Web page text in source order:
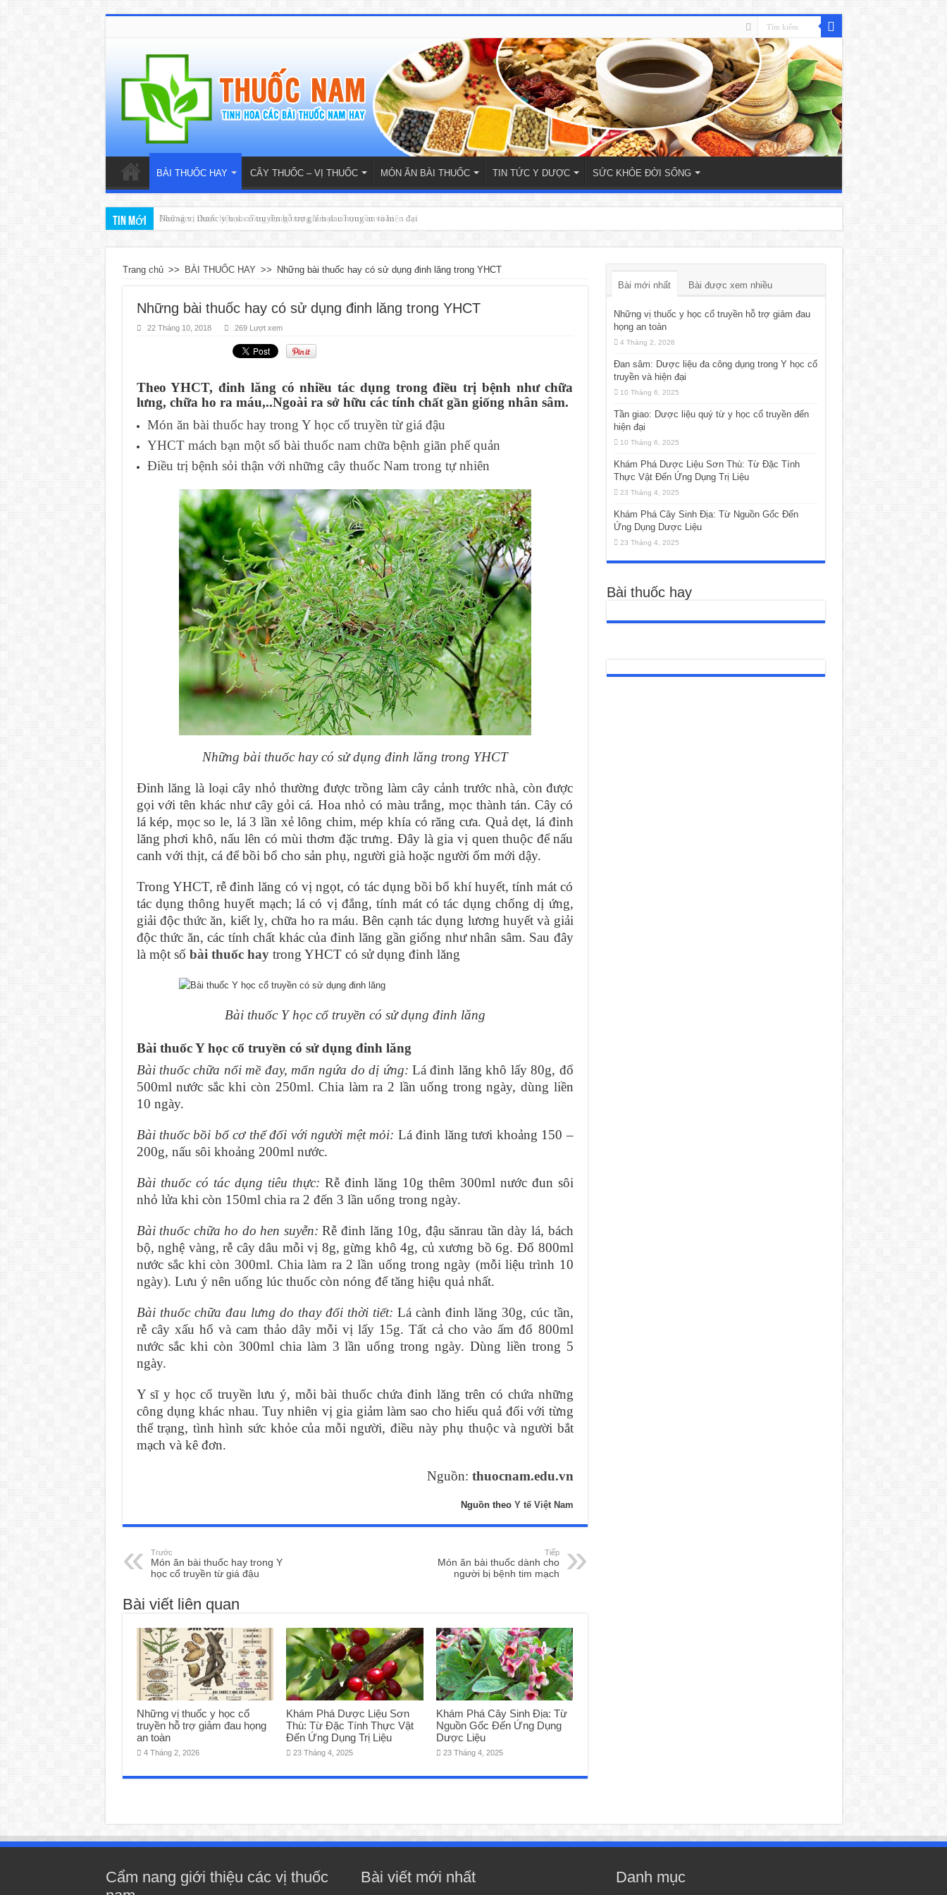
BÀI THUỐC HAY CÂY THUỐC – VỊ THUỐC MÓN ĂN BÀI THUỐC TIN TỨC Y DƯỢC SỨC KHỎE ĐỜI SỐNG
Tin mới Những vị thuốc y học cổ truyền hỗ trợ giảm đau họng an toàn
Đan sâm: Dược liệu đa công dụng trong Y học cổ truyền và hiện đại
Trang chủ >> BÀI THUỐC HAY >> Những bài thuốc hay có sử dụng đinh lăng trong YHCT
Những bài thuốc hay có sử dụng đinh lăng trong YHCT
22 Tháng 10, 2018 269 Lượt xem
Theo YHCT, đinh lăng có nhiều tác dụng trong điều trị bệnh như chữa
lưng, chữa ho ra máu,..Ngoài ra sở hữu các tính chất gần giống nhân sâm.
Món ăn bài thuốc hay trong Y học cổ truyền từ giá đậu
YHCT mách bạn một số bài thuốc nam chữa bệnh giãn phế quản
Điều trị bệnh sỏi thận với những cây thuốc Nam trong tự nhiên
Những bài thuốc hay có sử dụng đinh lăng trong YHCT
Đinh lăng là loại cây nhỏ thường được trồng làm cây cảnh trước nhà, còn được
gọi với tên khác như cây gỏi cá. Hoa nhỏ có màu trắng, mọc thành tán. Cây có
lá kép, mọc so le, lá 3 lần xẻ lông chim, mép khía có răng cưa. Quả dẹt, lá đinh
lăng phơi khô, nấu lên có mùi thơm đặc trưng. Đây là gia vị quen thuộc để nấu
canh với thịt, cá để bồi bổ cho sản phụ, người già hoặc người ốm mới dậy.
Trong YHCT, rễ đinh lăng có vị ngọt, có tác dụng bồi bổ khí huyết, tính mát có
tác dụng thông huyết mạch; lá có vị đắng, tính mát có tác dụng chống dị ứng,
giải độc thức ăn, kiết lỵ, chữa ho ra máu. Bên cạnh tác dụng lương huyết và giải
độc thức ăn, các tính chất khác của đinh lăng gần giống như nhân sâm. Sau đây
là một số bài thuốc haytrong YHCT có sử dụng đinh lăng
Bài thuốc Y học cổ truyền có sử dụng đinh lăng
Bài thuốc Y học cổ truyền có sử dụng đinh lăng
Bài thuốc chữa nổi mề đay, mẩn ngứa do dị ứng:Lá đinh lăng khô lấy 80g, đổ
500ml nước sắc khi còn 250ml. Chia làm ra 2 lần uống trong ngày, dùng liền
10 ngày.
Bài thuốc bồi bổ cơ thể đối với người mệt mỏi: Lá đinh lăng tươi khoảng 150 –
200g, nấu sôi khoảng 200ml nước.
Bài thuốc có tác dụng tiêu thực: Rễ đinh lăng 10g thêm 300ml nước đun sôi
nhỏ lửa khi còn 150ml chia ra 2 đến 3 lần uống trong ngày.
Bài thuốc chữa ho do hen suyễn: Rễ đinh lăng 10g, đậu sănrau tần dày lá, bách
bộ, nghệ vàng, rễ cây dâu mỗi vị 8g, gừng khô 4g, củ xương bồ 6g. Đổ 800ml
nước sắc khi còn 300ml. Chia làm ra 2 lần uống trong ngày (mỗi liệu trình 10
ngày). Lưu ý nên uống lúc thuốc còn nóng để tăng hiệu quả nhất.
Bài thuốc chữa đau lưng do thay đổi thời tiết: Lá cành đinh lăng 30g, cúc tần,
rễ cây xấu hổ và cam thảo dây mỗi vị lấy 15g. Tất cả cho vào ấm đổ 800ml
nước sắc khi còn 300ml chia làm 3 lần uống trong ngày. Dùng liền trong 5
ngày.
Y sĩ y học cổ truyền lưu ý, mỗi bài thuốc chứa đinh lăng trên có chứa những
công dụng khác nhau. Tuy nhiên vị gia giảm làm sao cho hiểu quả đối với từng
thể trạng, tình hình sức khỏe của mỗi người, điều này phụ thuộc và người bắt
mạch và kê đơn.
Nguồn: thuocnam.edu.vn
Nguồn theo Y tế Việt Nam
Trước
Món ăn bài thuốc hay trong Y
học cổ truyền từ giá đậu
Tiếp
Món ăn bài thuốc dành cho
người bị bệnh tim mạch
Bài viết liên quan
Những vị thuốc y học cổ
truyền hỗ trợ giảm đau họng
an toàn
4 Tháng 2, 2026
Khám Phá Dược Liệu Sơn
Thù: Từ Đặc Tính Thực Vật
Đến Ứng Dụng Trị Liệu
23 Tháng 4, 2025
Khám Phá Cây Sinh Địa: Từ
Nguồn Gốc Đến Ứng Dụng
Dược Liệu
23 Tháng 4, 2025
Bài mới nhất Bài được xem nhiều
Những vị thuốc y học cổ truyền hỗ trợ giảm đau
họng an toàn
4 Tháng 2, 2026
Đan sâm: Dược liệu đa công dụng trong Y học cổ
truyền và hiện đại
10 Tháng 6, 2025
Tần giao: Dược liệu quý từ y học cổ truyền đến
hiện đại
10 Tháng 6, 2025
Khám Phá Dược Liệu Sơn Thù: Từ Đặc Tính
Thực Vật Đến Ứng Dụng Trị Liệu
23 Tháng 4, 2025
Khám Phá Cây Sinh Địa: Từ Nguồn Gốc Đến
Ứng Dụng Dược Liệu
23 Tháng 4, 2025
Bài thuốc hay
Cẩm nang giới thiệu các vị thuốc
Bài viết mới nhất Danh mục